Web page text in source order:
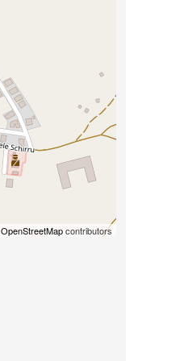
OpenStreetMapcontributors